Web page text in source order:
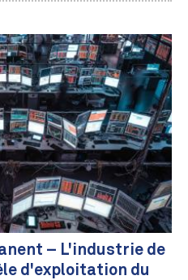
– L'industrie de
d'exploitation du